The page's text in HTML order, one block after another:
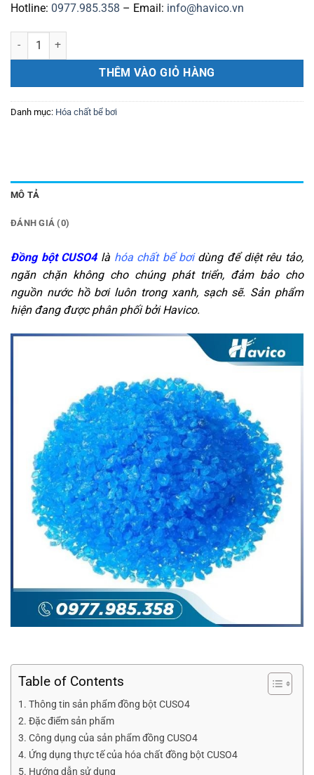
Hotline: 0977.985.358 – Email: info@havico.vn
Đồng bột CUSO4 số lượng
THÊM VÀO GIỎ HÀNG
Danh mục: Hóa chất bể bơi
MÔ TẢ
ĐÁNH GIÁ (0)
Đồng bột CUSO4 là hóa chất bể bơi dùng để diệt rêu tảo,
ngăn chặn không cho chúng phát triển, đảm bảo cho
nguồn nước hồ bơi luôn trong xanh, sạch sẽ. Sản phẩm
hiện đang được phân phối bởi Havico.
Table of Contents
Thông tin sản phẩm đồng bột CUSO4
Đặc điểm sản phẩm
Công dụng của sản phẩm đồng CUSO4
Ứng dụng thực tế của hóa chất đồng bột CUSO4
Hướng dẫn sử dụng